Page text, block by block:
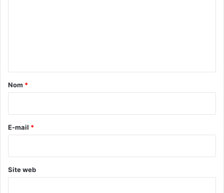
a
e
Nom *
E-mail *
Site web